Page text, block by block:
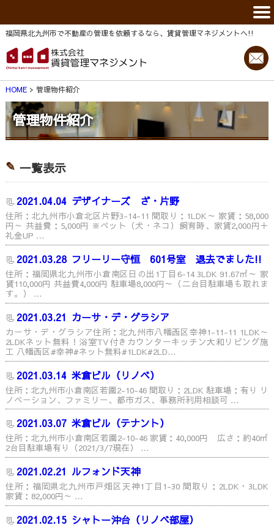
福岡県北九州市で不動産の管理を依頼するなら、賃貸管理マネジメントヘ!!
HOME 管理物件紹介
管理物件紹介
一覧表示
2021.04.04 デザイナーズ ざ・片野
住所：北九州市小倉北区片野3-14-11 間取り：1LDK～ 家賃：58,000
円～ 共益費：5,000円 ※ペット（犬・ネコ）飼育時、家賃2,000円＋
礼金UP …
2021.03.28 フリーリー守恒 601号室 退去でました!!
住所：福岡県北九州市小倉南区日の出1丁目6-14 3LDK 91.67㎡～ 家
賃110,000円 共益費4,000円 駐車場8,000円～（二台目駐車場も取れま
す。） …
2021.03.21 カーサ・デ・グラシア
カーサ・デ・グラシア住所：北九州市八幡西区幸神1-11-11 1LDK～
2LDKネット無料！浴室TV付きカウンターキッチン大和リビング施
工 八幡西区#幸神#ネット無料#1LDK#2LD…
2021.03.14 米倉ビル（リノベ）
住所：北九州市小倉南区若園2-10-46 間取り：2LDK 駐車場：有り リ
ノベーション、ファミリー、都市ガス、事務所利用相談可 …
2021.03.07 米倉ビル（テナント）
住所：北九州市小倉南区若園2-10-46 家賃：40,000円 広さ：約40㎡
2台目駐車場有り（2021/3/7現在） …
2021.02.21 ルフォンド天神
住所：福岡県北九州市戸畑区天神1丁目1-30 間取り：2LDK・3LDK
家賃：82,000円～ …
2021.02.15 シャトー沖台（リノベ部屋）